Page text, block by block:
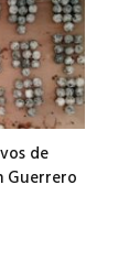
de
Guerrero